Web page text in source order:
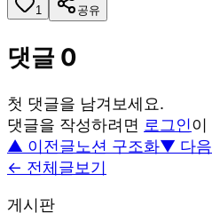
1 공유
댓글 0
첫 댓글을 남겨보세요.
댓글을 작성하려면 로그인이
▲ 이전글노션 구조화▼ 다
← 전체글보기
게시판